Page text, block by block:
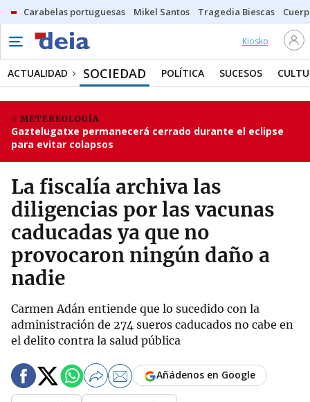
Carabelas portuguesas Mikel Santos Tragedia Biescas
Kiosko
ACTUALIDAD SOCIEDAD POLÍTICA SUCESOS
METEREOLOGÍA
Gaztelugatxe permanecerá cerrado durante el eclipse
para evitar colapsos
La fiscalía archiva las
diligencias por las vacunas
caducadas ya que no
provocaron ningún daño a
nadie
Carmen Adán entiende que lo sucedido con la
administración de 274 sueros caducados no cabe en
el delito contra la salud pública
Añádenos en Google